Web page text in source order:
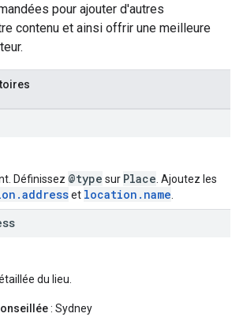
pour ajouter d'autres
contenu et ainsi offrir une meilleure
Définissez @type sur Place . Ajoutez les
et location.name
du lieu.
: Sydney